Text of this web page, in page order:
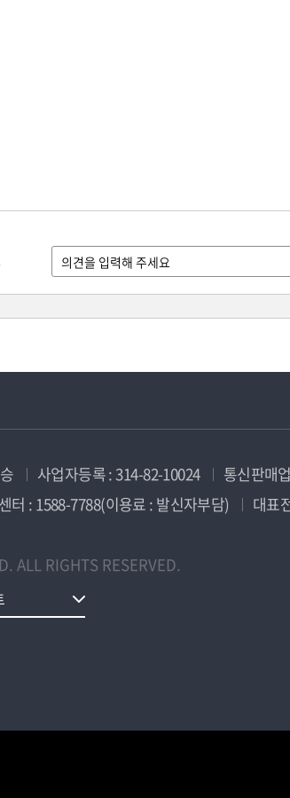
사업자등록 : 314-82-10024
통신판매
터 : 1588-7788(이용료 : 발신자부담)
대표
ALL RIGHTS RESERVED.